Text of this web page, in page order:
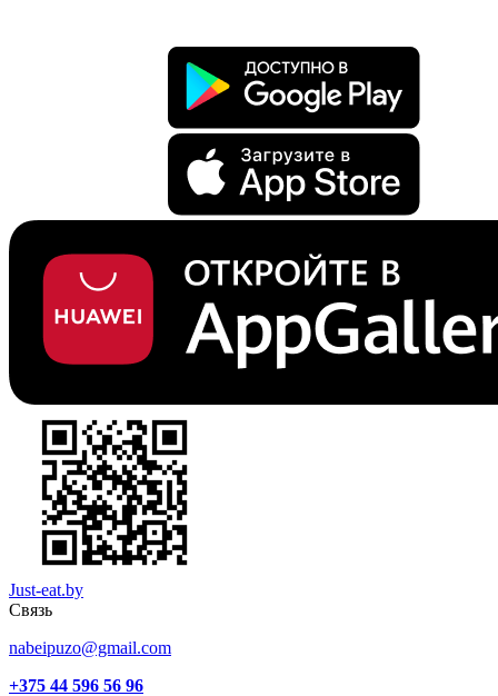
Just-eat.by
Связь
nabeipuzo@gmail.com
+375 44 596 56 96